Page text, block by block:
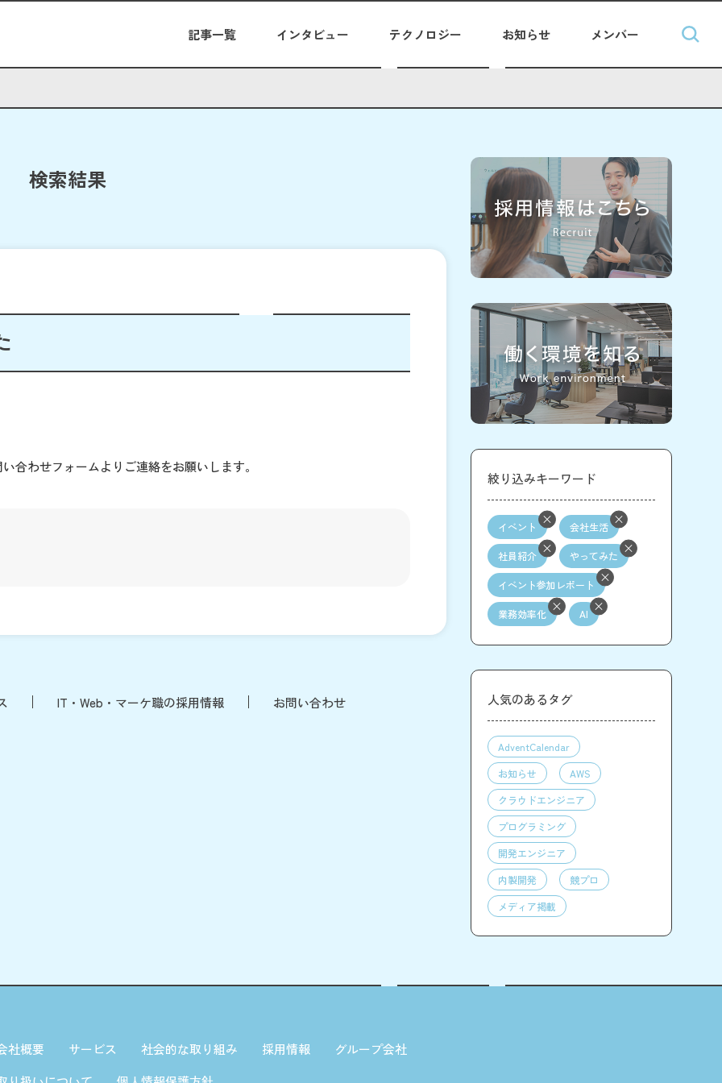
記事一覧 インタビュー テクノロジー お知らせ メンバー
検索結果
合わせフォームよりご連絡をお願いします。
IT・Web・マーケ職の採用情報 お問い合わせ
絞り込みキーワード
イベント 会社生活
社員紹介 やってみた
イベント参加レポート
業務効率化 AI
人気のあるタグ
AdventCalendar
お知らせ
AWS
クラウドエンジニア
プログラミング
開発エンジニア
内製開発
競プロ
メディア掲載
社概要 サービス 社会的な取り組み 採用情報
グループ会社